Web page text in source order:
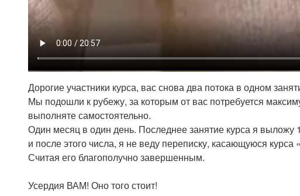
Дорогие участники курса, вас снова два потока в одном
Мы подошли к рубежу, за которым от вас потребуется
выполняте самостоятельно.
Один месяц в один день. Последнее занятие курса я выложу
и после этого числа, я не веду переписку, касающуюся курса
Считая его благополучно завершенным.
Усердия ВАМ! Оно того стоит!